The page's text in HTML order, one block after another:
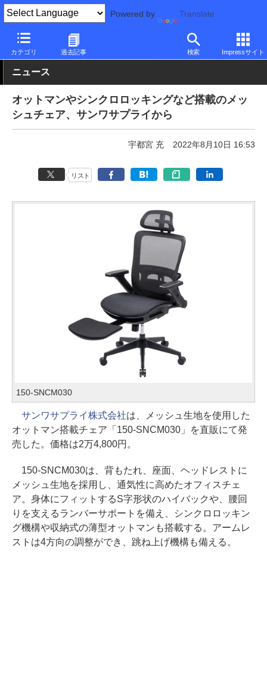
Powered by Translate
カテゴリ 過去記事 検索 Impressサイト
PC Watch 半導体/周辺機器
ニュース
オットマンやシンクロロッキングなど搭載のメッ
シュチェア、サンワサプライから
宇都宮 充 2022年8月10日 16:53
リスト
150-SNCM030
サンワサプライ株式会社は、メッシュ生地を使用した
オットマン搭載チェア「150-SNCM030」を直販にて発
売した。価格は2万4,800円。
150-SNCM030は、背もたれ、座面、ヘッドレストに
メッシュ生地を採用し、通気性に高めたオフィスチェ
ア。身体にフィットするS字形状のハイバックや、腰回
りを支えるランバーサポートを備え、シンクロロッキン
グ機構や収納式の薄型オットマンも搭載する。アームレ
ストは4方向の調整ができ、跳ね上げ機構も備える。